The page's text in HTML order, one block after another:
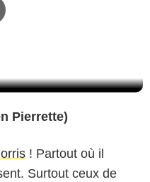
Pierrette)
! Partout où il
Surtout ceux de